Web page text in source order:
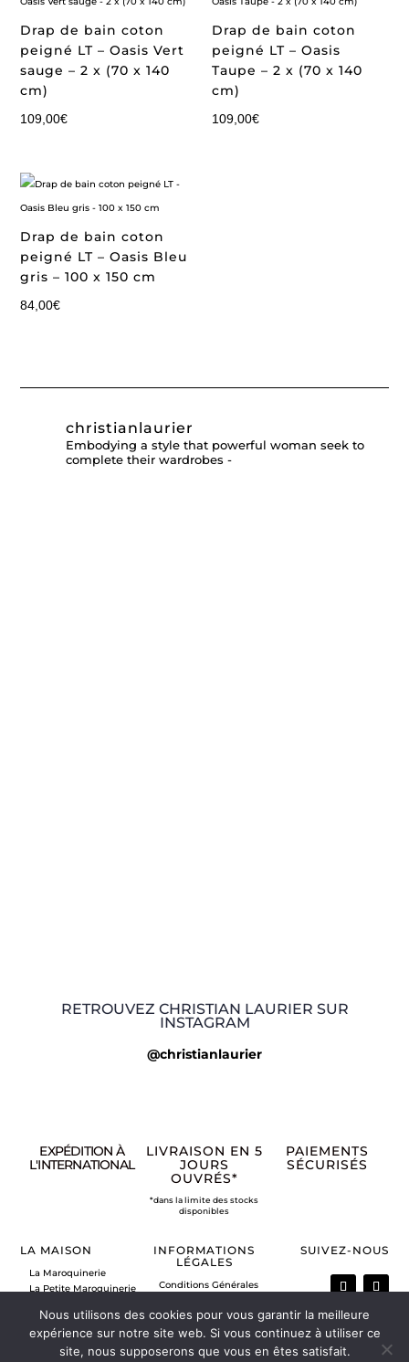
Drap de bain coton
peigné LT – Oasis Vert
sauge – 2 x (70 x 140
cm)
109,00€
Drap de bain coton
peigné LT – Oasis
Taupe – 2 x (70 x 140
cm)
109,00€
Drap de bain coton
peigné LT – Oasis Bleu
gris – 100 x 150 cm
84,00€
christianlaurier
Embodying a style that powerful woman seek to
complete their wardrobes -
RETROUVEZ CHRISTIAN LAURIER SUR
INSTAGRAM
@christianlaurier
EXPÉDITION À
L'INTERNATIONAL
LIVRAISON EN 5
JOURS
OUVRÉS*
*dans la limite des stocks
disponibles
PAIEMENTS
SÉCURISÉS
LA MAISON
La Maroquinerie
La Petite Maroquinerie
Nous contacter
INFORMATIONS
LÉGALES
Conditions Générales
Mentions légales
Politique de retour
Vos commandes
SUIVEZ-NOUS
Nous utilisons des cookies pour vous garantir la meilleure
expérience sur notre site web. Si vous continuez à utiliser ce
site, nous supposerons que vous en êtes satisfait.